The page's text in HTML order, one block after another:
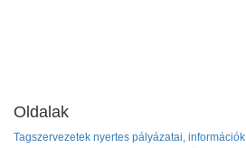
Oldalak
Tagszervezetek nyertes pályázatai, információk